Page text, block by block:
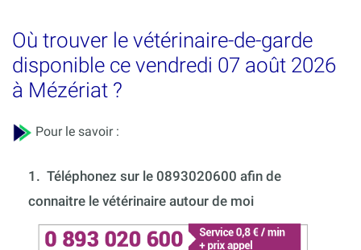
Où trouver le vétérinaire-de-garde
disponible ce vendredi 07 août 2026
à Mézériat ?
Pour le savoir :
1. Téléphonez sur le 0893020600 afin de
connaitre le vétérinaire autour de moi